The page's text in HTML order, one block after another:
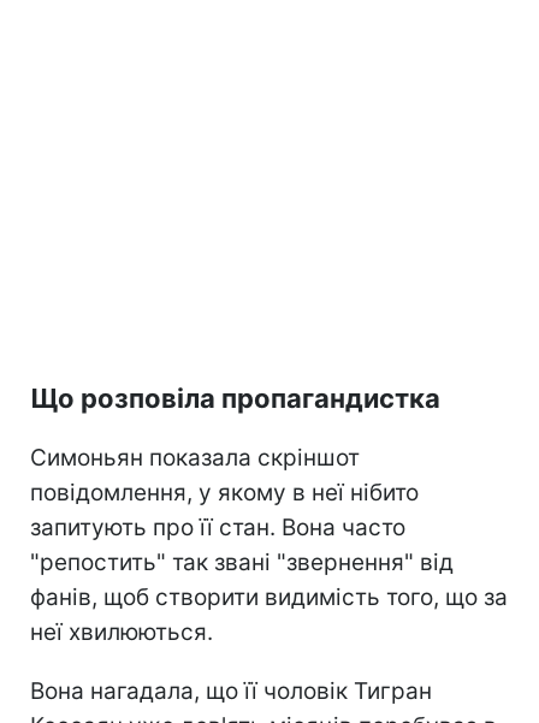
Що розповіла пропагандистка
Симоньян показала скріншот
повідомлення, у якому в неї нібито
запитують про її стан. Вона часто
"репостить" так звані "звернення" від
фанів, щоб створити видимість того, що за
неї хвилюються.
Вона нагадала, що її чоловік Тигран